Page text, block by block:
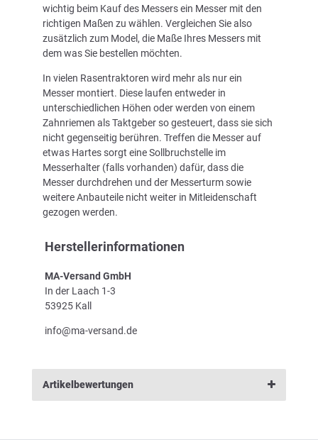
wichtig beim Kauf des Messers ein Messer mit den
richtigen Maßen zu wählen. Vergleichen Sie also
zusätzlich zum Model, die Maße Ihres Messers mit
dem was Sie bestellen möchten.
In vielen Rasentraktoren wird mehr als nur ein
Messer montiert. Diese laufen entweder in
unterschiedlichen Höhen oder werden von einem
Zahnriemen als Taktgeber so gesteuert, dass sie sich
nicht gegenseitig berühren. Treffen die Messer auf
etwas Hartes sorgt eine Sollbruchstelle im
Messerhalter (falls vorhanden) dafür, dass die
Messer durchdrehen und der Messerturm sowie
weitere Anbauteile nicht weiter in Mitleidenschaft
gezogen werden.
Herstellerinformationen
MA-Versand GmbH
In der Laach 1-3
53925 Kall
info@ma-versand.de
Artikelbewertungen